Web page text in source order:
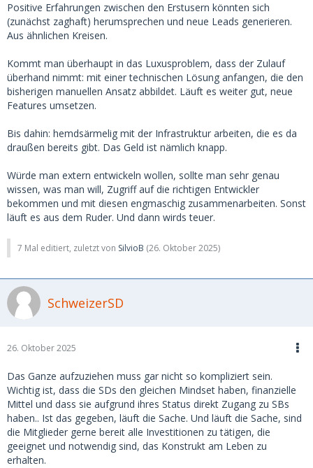
Positive Erfahrungen zwischen den Erstusern könnten sich
(zunächst zaghaft) herumsprechen und neue Leads generieren.
Aus ähnlichen Kreisen.
Kommt man überhaupt in das Luxusproblem, dass der Zulauf
überhand nimmt: mit einer technischen Lösung anfangen, die den
bisherigen manuellen Ansatz abbildet. Läuft es weiter gut, neue
Features umsetzen.
Bis dahin: hemdsärmelig mit der Infrastruktur arbeiten, die es da
draußen bereits gibt. Das Geld ist nämlich knapp.
Würde man extern entwickeln wollen, sollte man sehr genau
wissen, was man will, Zugriff auf die richtigen Entwickler
bekommen und mit diesen engmaschig zusammenarbeiten. Sonst
läuft es aus dem Ruder. Und dann wirds teuer.
7 Mal editiert, zuletzt von SilvioB (26. Oktober 2025)
SchweizerSD
26. Oktober 2025
Das Ganze aufzuziehen muss gar nicht so kompliziert sein.
Wichtig ist, dass die SDs den gleichen Mindset haben, finanzielle
Mittel und dass sie aufgrund ihres Status direkt Zugang zu SBs
haben.. Ist das gegeben, läuft die Sache. Und läuft die Sache, sind
die Mitglieder gerne bereit alle Investitionen zu tätigen, die
geeignet und notwendig sind, das Konstrukt am Leben zu
erhalten.